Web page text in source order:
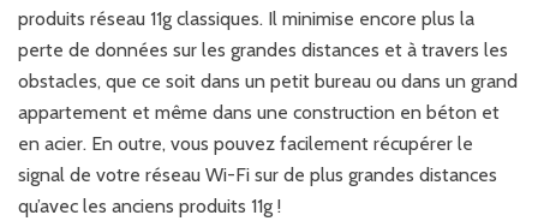
produits réseau 11g classiques. Il minimise encore plus la
perte de données sur les grandes distances et à travers les
obstacles, que ce soit dans un petit bureau ou dans un grand
appartement et même dans une construction en béton et
en acier. En outre, vous pouvez facilement récupérer le
signal de votre réseau Wi-Fi sur de plus grandes distances
qu’avec les anciens produits 11g !